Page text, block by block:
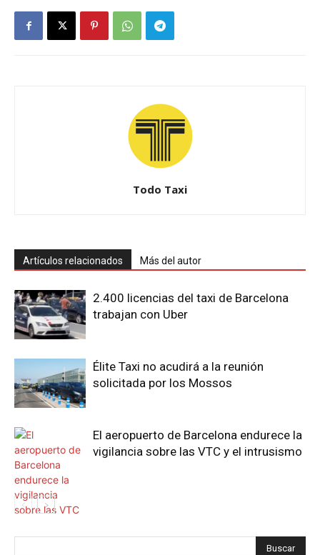
Todo Taxi
Artículos relacionados Más del autor
2.400 licencias del taxi de Barcelona
trabajan con Uber
Élite Taxi no acudirá a la reunión
solicitada por los Mossos
El aeropuerto de Barcelona endurece la
vigilancia sobre las VTC y el intrusismo